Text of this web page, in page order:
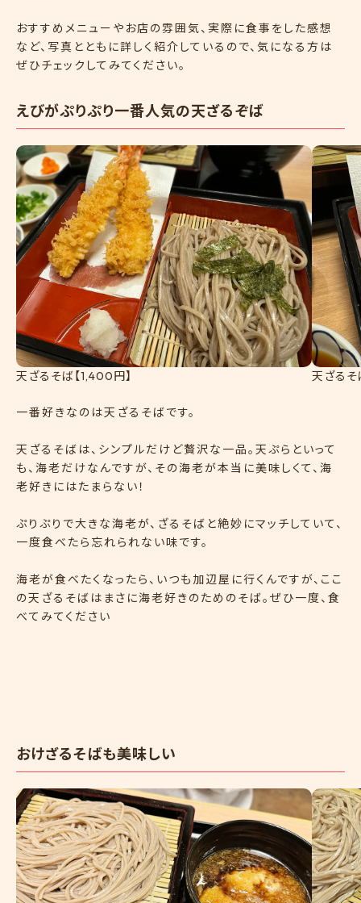
おすすめメニューやお店の雰囲気、実際に食事をした感想
など、写真とともに詳しく紹介しているので、気になる方は
ぜひチェックしてみてください。
えびがぷりぷり一番人気の天ざるぞば
天ざるそば【1,400円】 天ざるそ
一番好きなのは天ざるそばです。
天ざるそばは、シンプルだけど贅沢な一品。天ぷらといって
も、海老だけなんですが、その海老が本当に美味しくて、海
老好きにはたまらない！
ぷりぷりで大きな海老が、ざるそばと絶妙にマッチしていて、
一度食べたら忘れられない味です。
海老が食べたくなったら、いつも加辺屋に行くんですが、ここ
の天ざるそばはまさに海老好きのためのそば。ぜひ一度、食
べてみてください
おけざるそばも美味しい